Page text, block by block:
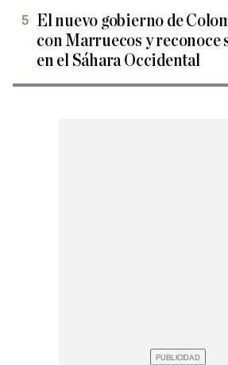
El nuevo gobierno de
con Marruecos y reconoce
en el Sáhara Occidental